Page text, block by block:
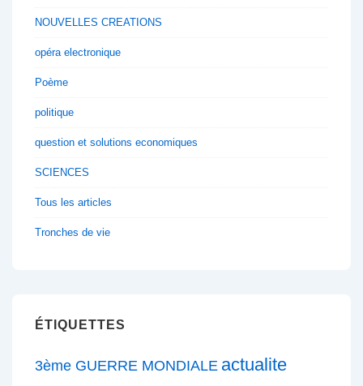
NOUVELLES CREATIONS
opéra electronique
Poème
politique
question et solutions economiques
SCIENCES
Tous les articles
Tronches de vie
ÉTIQUETTES
3ème GUERRE MONDIALE actualite